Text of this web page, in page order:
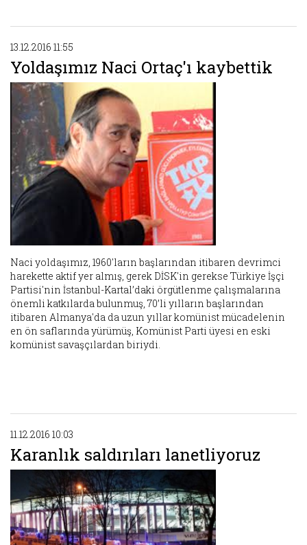
13.12.2016 11:55
Yoldaşımız Naci Ortaç'ı kaybettik
Naci yoldaşımız, 1960'ların başlarından itibaren devrimci
harekette aktif yer almış, gerek DİSK'in gerekse Türkiye İşçi
Partisi'nin İstanbul-Kartal’daki örgütlenme çalışmalarına
önemli katkılarda bulunmuş, 70’li yılların başlarından
itibaren Almanya'da da uzun yıllar komünist mücadelenin
en ön saflarında yürümüş, Komünist Parti üyesi en eski
komünist savaşçılardan biriydi.
11.12.2016 10:03
Karanlık saldırıları lanetliyoruz